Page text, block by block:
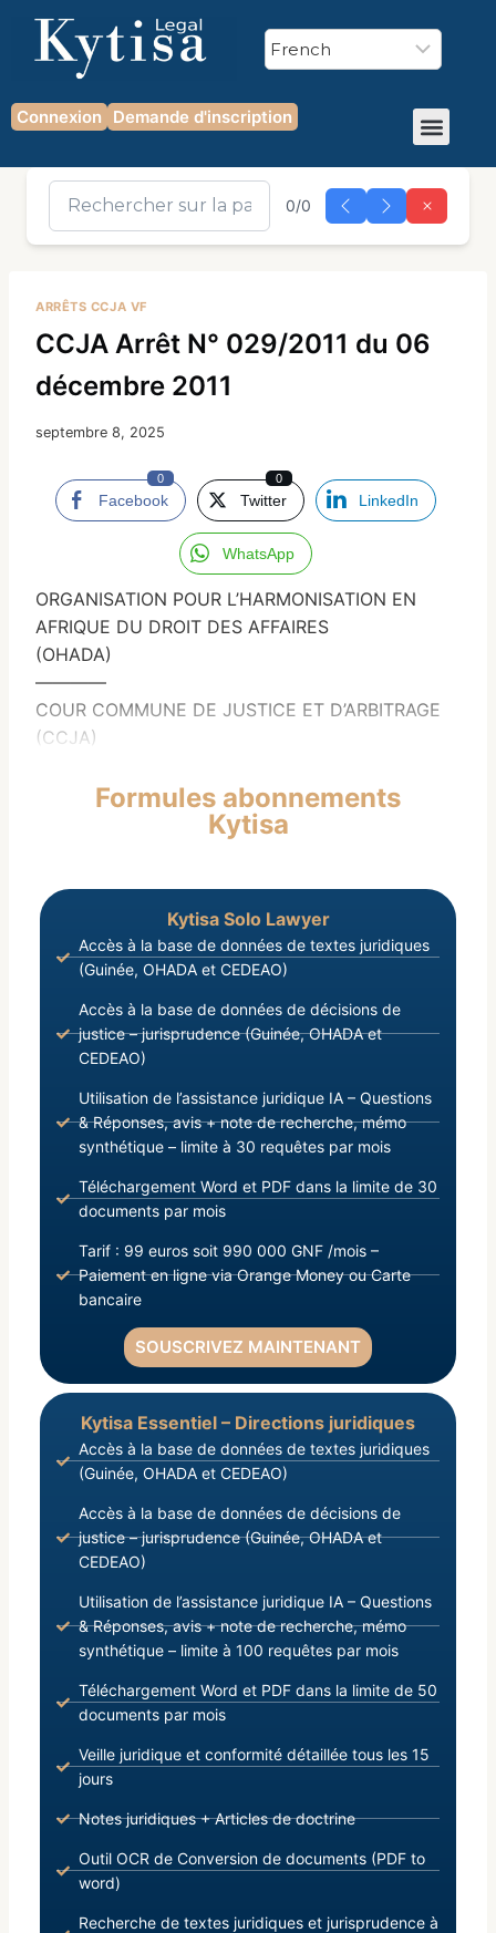
Connexion Demande d'inscription
0/0
ARRÊTS CCJA VF
CCJA Arrêt N° 029/2011 du 06
décembre 2011
septembre 8, 2025
Facebook
0
Twitter
0
LinkedIn
WhatsApp
ORGANISATION POUR L’HARMONISATION EN
AFRIQUE DU DROIT DES AFFAIRES
(OHADA)
————
COUR COMMUNE DE JUSTICE ET D’ARBITRAGE
(CCJA)
Formules abonnements
Kytisa
Kytisa Solo Lawyer
Accès à la base de données de textes juridiques
(Guinée, OHADA et CEDEAO)
Accès à la base de données de décisions de
justice – jurisprudence (Guinée, OHADA et
CEDEAO)
Utilisation de l’assistance juridique IA – Questions
& Réponses, avis + note de recherche, mémo
synthétique – limite à 30 requêtes par mois
Téléchargement Word et PDF dans la limite de 30
documents par mois
Tarif : 99 euros soit 990 000 GNF /mois –
Paiement en ligne via Orange Money ou Carte
bancaire
SOUSCRIVEZ MAINTENANT
Kytisa Essentiel – Directions juridiques
Accès à la base de données de textes juridiques
(Guinée, OHADA et CEDEAO)
Accès à la base de données de décisions de
justice – jurisprudence (Guinée, OHADA et
CEDEAO)
Utilisation de l’assistance juridique IA – Questions
& Réponses, avis + note de recherche, mémo
synthétique – limite à 100 requêtes par mois
Téléchargement Word et PDF dans la limite de 50
documents par mois
Veille juridique et conformité détaillée tous les 15
jours
Notes juridiques + Articles de doctrine
Outil OCR de Conversion de documents (PDF to
word)
Recherche de textes juridiques et jurisprudence à